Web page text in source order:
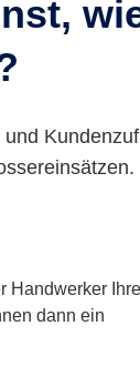
Handwerker Ihre
dann ein